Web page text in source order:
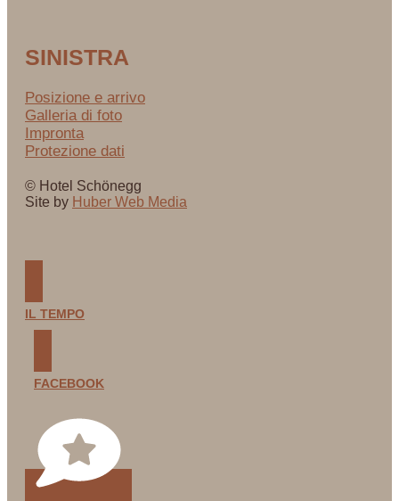
SINISTRA
Posizione e arrivo
Galleria di foto
Impronta
Protezione dati
© Hotel Schönegg
Site by Huber Web Media
IL TEMPO
FACEBOOK